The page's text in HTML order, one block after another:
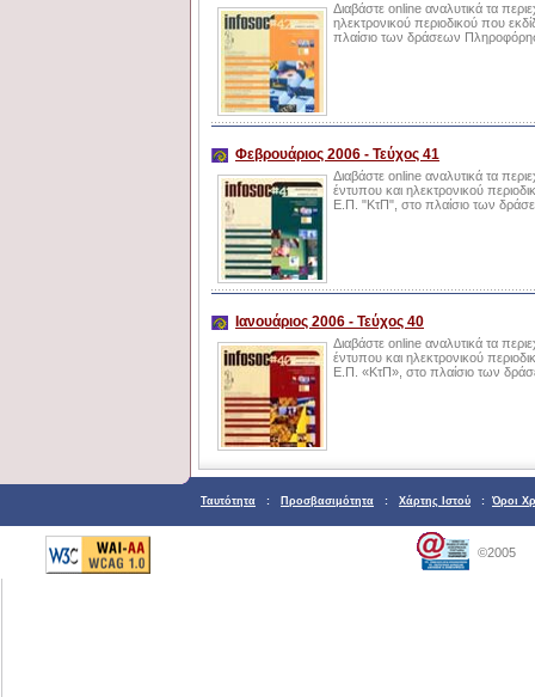
Διαβάστε online αναλυτικά τα
ηλεκτρονικού περιοδικού που
πλαίσιο των δράσεων
Φεβρουάριος 2006 - Τεύχος 41
Διαβάστε online αναλυτικά τα
έντυπου και ηλεκτρονικού
Ε.Π. "ΚτΠ", στο πλαίσιο των
Ιανουάριος 2006 - Τεύχος 40
Διαβάστε online αναλυτικά τα
έντυπου και ηλεκτρονικού
Ε.Π. «ΚτΠ», στο πλαίσιο των
Ταυτότητα : Προσβασιμότητα : Χάρτης Ιστού : Όροι
©2005